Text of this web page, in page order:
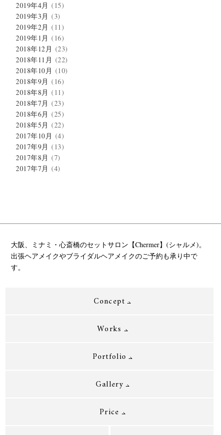
2019年4月 (15)
2019年3月 (3)
2019年2月 (11)
2019年1月 (16)
2018年12月 (23)
2018年11月 (22)
2018年10月 (10)
2018年9月 (16)
2018年8月 (11)
2018年7月 (23)
2018年6月 (25)
2018年5月 (22)
2017年10月 (4)
2017年9月 (13)
2017年8月 (7)
2017年7月 (4)
大阪、ミナミ・心斎橋のセットサロン【Chermer】(シャルメ)。
出張ヘアメイクやブライダルヘアメイクのご予約も承り中で
す。
Concept
Works
Portfolio
Gallery
Price